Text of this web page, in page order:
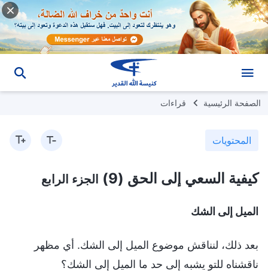
الصفحة الرئيسية قراءات
المحتويات
كيفية السعي إلى الحق (9) الجزء الرابع
الميل إلى الشك
بعد ذلك، لنناقش موضوع الميل إلى الشك. أي مظهر
ناقشناه للتو يشبه إلى حد ما الميل إلى الشك؟